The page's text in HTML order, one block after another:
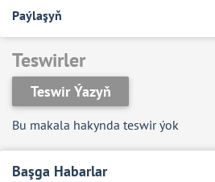
Paýlaşyň
Başga Habarlar
Teswirler
Teswir Ýazyň
Bu makala hakynda teswir ýok